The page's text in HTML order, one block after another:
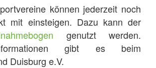
können jederzeit noch
mit einsteigen. Dazu kann der
genutzt werden.
gibt es beim
Duisburg e.V.